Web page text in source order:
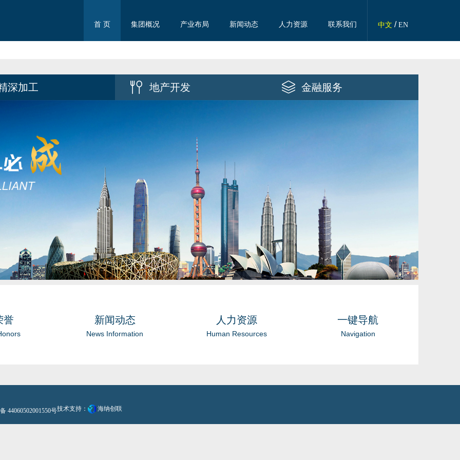
中文 /EN
首 页 集团概况 产业布局 新闻动态 人力资源 联系我们
深加工 地产开发 金融服务
誉 新闻动态
News Information
人力资源
Human Resources
一键导航
Navigation
44060502001550号技术支持： 海纳创联